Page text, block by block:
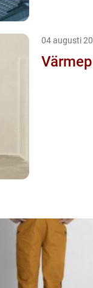
04 augusti